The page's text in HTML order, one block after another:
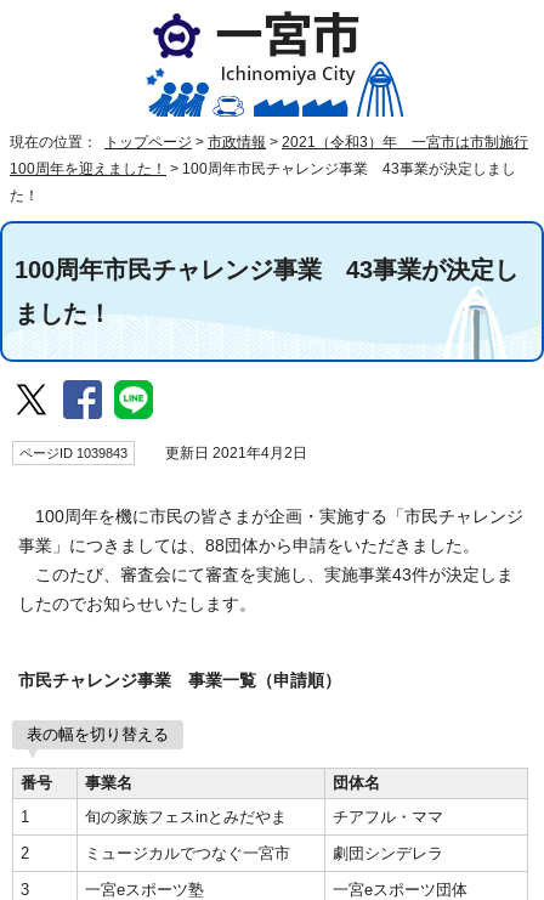
現在の位置： トップページ > 市政情報 > 2021（令和3）年 一宮市は市制施行
100周年を迎えました！ > 100周年市民チャレンジ事業 43事業が決定しまし
た！
100周年市民チャレンジ事業 43事業が決定し
ました！
ページID 1039843 更新日 2021年4月2日
100周年を機に市民の皆さまが企画・実施する「市民チャレンジ
事業」につきましては、88団体から申請をいただきました。
このたび、審査会にて審査を実施し、実施事業43件が決定しま
したのでお知らせいたします。
市民チャレンジ事業 事業一覧（申請順）
表の幅を切り替える
番号 事業名
団体名
1
旬の家族フェスinとみだやま
チアフル・ママ
2
ミュージカルでつなぐ一宮市
劇団シンデレラ
3
一宮eスポーツ塾
一宮eスポーツ団体